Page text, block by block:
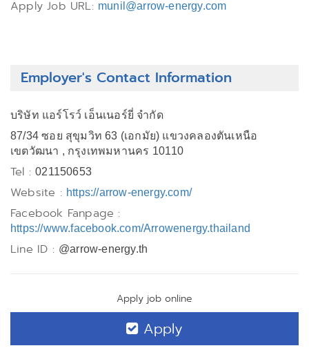
Apply Job URL: munil@arrow-energy.com
Employer's Contact Information
บริษัท แอร์โรว์ เอ็นเนอร์ยี่ จำกัด
87/34 ซอย สุขุมวิท 63 (เอกมัย) แขวงคลองตันเหนือ
เขตวัฒนา , กรุงเทพมหานคร 10110
Tel :021150653
Website : https://arrow-energy.com/
Facebook Fanpage :
https://www.facebook.com/Arrowenergy.thailand
Line ID : @arrow-energy.th
Apply job online
Apply